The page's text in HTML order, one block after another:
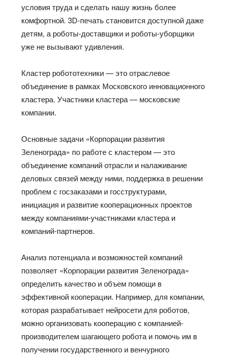
условия труда и сделать нашу жизнь более
комфортной. 3D-печать становится доступной даже
детям, а роботы-доставщики и роботы-уборщики
уже не вызывают удивления.
Кластер робототехники — это отраслевое
объединение в рамках Московского инновационного
кластера. Участники кластера — московские
компании.
Основные задачи «Корпорации развития
Зеленограда» по работе с кластером — это
объединение компаний отрасли и налаживание
деловых связей между ними, поддержка в решении
проблем с госзаказами и госструктурами,
инициация и развитие кооперационных проектов
между компаниями-участниками кластера и
компаний-партнеров.
Анализ потенциала и возможностей компаний
позволяет «Корпорации развития Зеленограда»
определить качество и объем помощи в
эффективной кооперации. Например, для компании,
которая разрабатывает нейросети для роботов,
можно организовать кооперацию с компанией-
производителем шагающего робота и помочь им в
получении государственного и венчурного